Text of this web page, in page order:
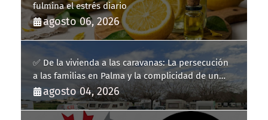
fulmina el estrés diario
agosto 06, 2026
✅ De la vivienda a las caravanas: La persecución
a las familias en Palma y la complicidad de un
fracaso heredado
agosto 04, 2026